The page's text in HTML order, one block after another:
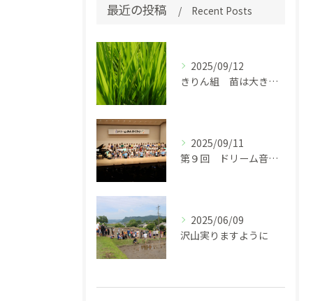
最近の投稿 Recent Posts
2025/09/12
きりん組 苗は大きく成長中
2025/09/11
第９回 ドリーム音楽会
2025/06/09
沢山実りますように